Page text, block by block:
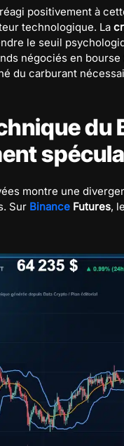
positivement à
technologique. La
le seuil
négociés en bourse
du carburant
du
montre une
Sur Binance Futures, le